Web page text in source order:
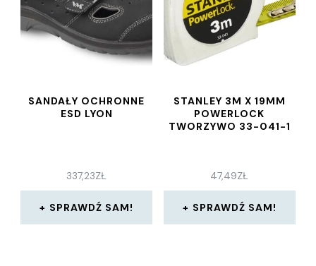
SANDAŁY OCHRONNE
ESD LYON
337,23ZŁ
SPRAWDŹ SAM!
STANLEY 3M X 19MM
POWERLOCK
TWORZYWO 33-041-1
47,49ZŁ
SPRAWDŹ SAM!